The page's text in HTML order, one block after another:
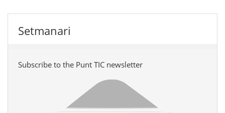
Setmanari
Subscribe to the Punt TIC newsletter